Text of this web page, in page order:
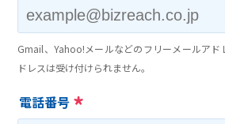
Gmail、Yahoo!メールなどのフリーメールアド
ドレスは受け付けられません。
電話番号 *